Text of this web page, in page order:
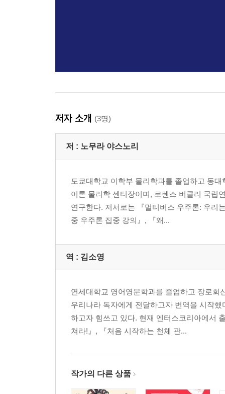
저자 소개 (3명)
저 : 노무라 야스노리
도쿄대학교 이학부 물리학과를 졸업하고 동
이론 물리학 센터장이며, 로렌스 버클리 국립
연구한다. 저서로는 『멀티버스 우주론: 우리
중 우주론 집중 강의』, 『왜...
역 : 김소영
연세대학교 영어영문학과를 졸업하고 장로
우리나라 독자에게 전달하고자 번역을 시작
하고자 힘쓰고 있다. 현재 엔터스코리아에서
쳐라!』, 『처음 시작하는 천체 관...
작가의 다른 상품